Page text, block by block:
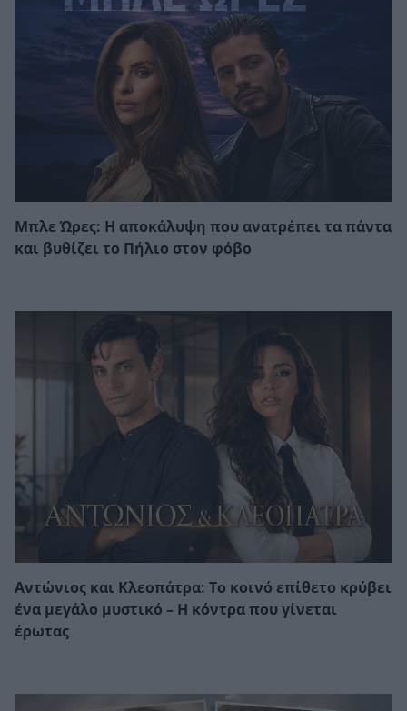
Μπλε Ώρες: Η αποκάλυψη που ανατρέπει τα πάντα
και βυθίζει το Πήλιο στον φόβο
Αντώνιος και Κλεοπάτρα: Το κοινό επίθετο κρύβει
ένα μεγάλο μυστικό – Η κόντρα που γίνεται
έρωτας